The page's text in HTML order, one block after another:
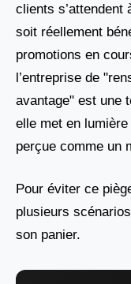
clients s’attendent
soit réellement
promotions en
l’entreprise de
avantage" est une
elle met en
perçue comme un
Pour éviter ce
plusieurs
son panier.